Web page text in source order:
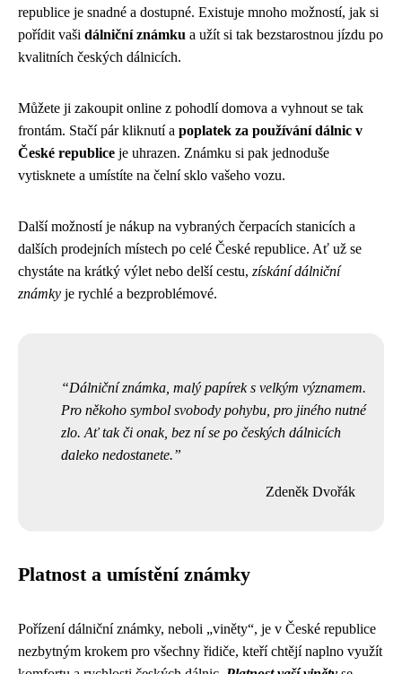
republice je snadné a dostupné. Existuje mnoho možností, jak si
pořídit vaši dálniční známku a užít si tak bezstarostnou jízdu po
kvalitních českých dálnicích.
Můžete ji zakoupit online z pohodlí domova a vyhnout se tak
frontám. Stačí pár kliknutí a poplatek za používání dálnic v
České republice je uhrazen. Známku si pak jednoduše
vytisknete a umístíte na čelní sklo vašeho vozu.
Další možností je nákup na vybraných čerpacích stanicích a
dalších prodejních místech po celé České republice. Ať už se
chystáte na krátký výlet nebo delší cestu, získání dálniční
známky je rychlé a bezproblémové.
Dálniční známka, malý papírek s velkým významem.
Pro někoho symbol svobody pohybu, pro jiného nutné
zlo. Ať tak či onak, bez ní se po českých dálnicích
daleko nedostanete.
Zdeněk Dvořák
Platnost a umístění známky
Pořízení dálniční známky, neboli „viněty“, je v České republice
nezbytným krokem pro všechny řidiče, kteří chtějí naplno využít